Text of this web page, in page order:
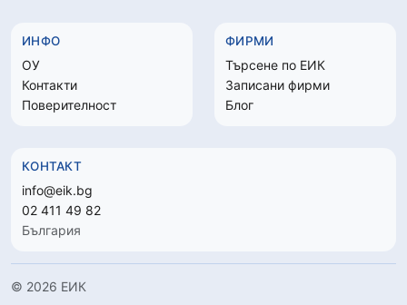
ИНФО
ОУ
Контакти
Поверителност
ФИРМИ
Търсене по ЕИК
Записани фирми
Блог
КОНТАКТ
info@eik.bg
02 411 49 82
България
© 2026 ЕИК